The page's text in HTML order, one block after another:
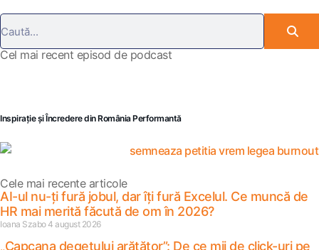
Cel mai recent episod de podcast
Inspirație și Încredere din România Performantă
Cele mai recente articole
AI-ul nu-ți fură jobul, dar îți fură Excelul. Ce muncă de
HR mai merită făcută de om în 2026?
Ioana Szabo 4 august 2026
„Capcana degetului arătător”: De ce mii de click-uri pe